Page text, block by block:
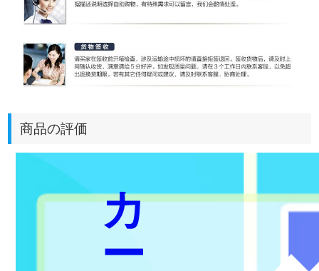
商品の評価
カ
ー